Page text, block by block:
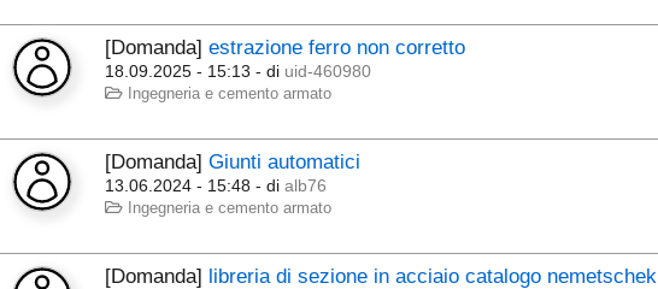
[Domanda]estrazione ferro non corretto
18.09.2025 - 15:13 - di uid-460980
Ingegneria e cemento armato
[Domanda]Giunti automatici
13.06.2024 - 15:48 - dialb76
Ingegneria e cemento armato
[Domanda] libreria di sezione in acciaio catalogo nemetschek